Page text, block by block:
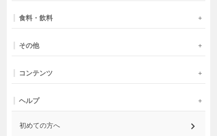
食料・飲料
その他
コンテンツ
ヘルプ
初めての方へ